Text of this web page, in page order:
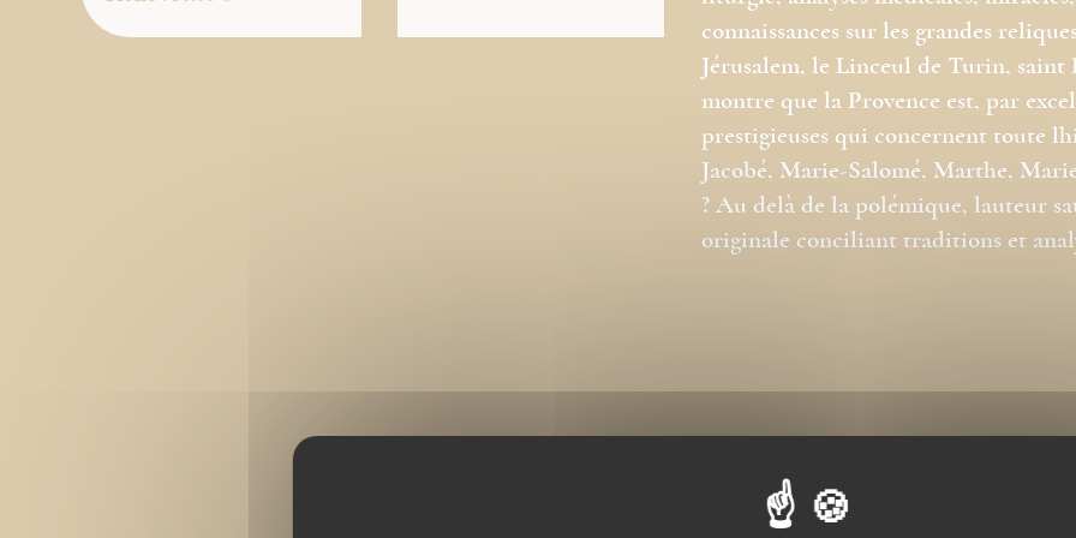
connaissances sur les grandes
Jérusalem, le Linceul de Turin, saint
montre que la Provence est, par
prestigieuses qui concernent toute
Jacobé, Marie-Salomé, Marthe,
? Au delà de la polémique, lauteur
originale conciliant traditions et